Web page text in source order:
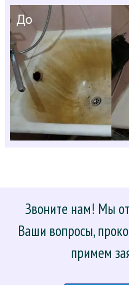
Звоните нам! Мы
Ваши вопросы,
примем